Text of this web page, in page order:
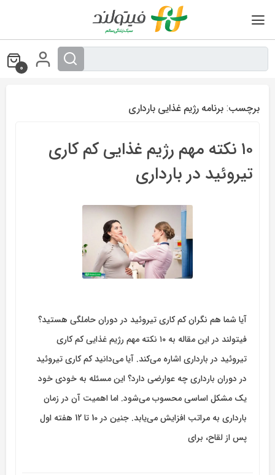
0
برچسب: برنامه رژیم غذایی بارداری
۱۰ نکته مهم رژیم غذایی کم کاری
تیروئید در بارداری
آیا شما هم نگران کم کاری تیروئید در دوران حاملگی هستید؟
فیتولند در این مقاله به ۱۰ نکته مهم رژیم غذایی کم کاری
تیروئید در بارداری اشاره می‌کند. آیا می‌دانید کم کاری تیروئید
در دوران بارداری چه عوارضی دارد؟ این مسئله به خودی خود
یک مشکل اساسی محسوب می‌شود. اما اهمیت آن در زمان
بارداری به مراتب افزایش می‌یابد. جنین در 10 تا 12 هفته اول
پس از لقاح، برای